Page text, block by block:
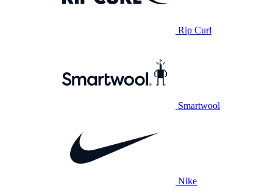
Rip Curl
Smartwool
Nike